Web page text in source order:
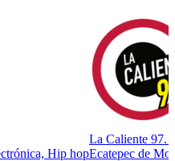
Hip hop
La Caliente
Ecatepec de